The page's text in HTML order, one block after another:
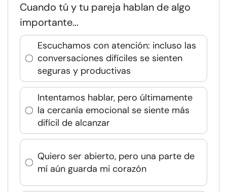
Cuando tú y tu pareja hablan de algo
importante...
Escuchamos con atención: incluso las
conversaciones difíciles se sienten
seguras y productivas
Intentamos hablar, pero últimamente
la cercanía emocional se siente más
difícil de alcanzar
Quiero ser abierto, pero una parte de
mí aún guarda mi corazón